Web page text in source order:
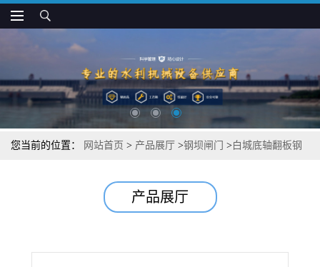
您当前的位置： 网站首页 > 产品展厅 >钢坝闸门 > 白城底轴翻板钢
产品展厅